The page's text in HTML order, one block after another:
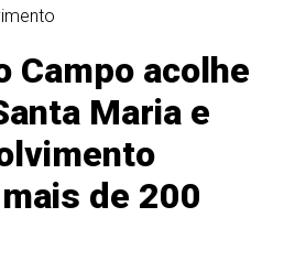
Campo acolhe
Maria e
de 200